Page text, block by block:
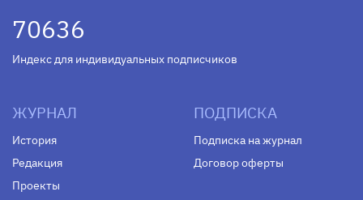
70636
Индекс для индивидуальных подписчиков
ЖУРНАЛ
История
Редакция
Проекты
ПОДПИСКА
Подписка на журнал
Договор оферты